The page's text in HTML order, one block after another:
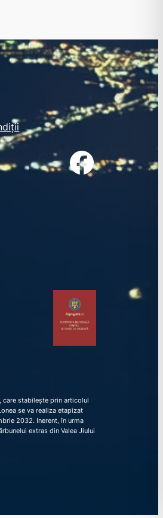
Facebook
care stabilește prin articolul
se va realiza etapizat
2032. Inerent, în urma
extras din Valea Jiului